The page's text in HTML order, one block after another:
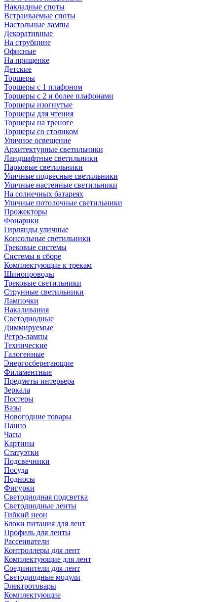
Накладные споты
Встраиваемые споты
Настольные лампы
Декоративные
На струбцине
Офисные
На прищепке
Детские
Торшеры
Торшеры с 1 плафоном
Торшеры с 2 и более плафонами
Торшеры изогнутые
Торшеры для чтения
Торшеры на треноге
Торшеры со столиком
Уличное освещение
Архитектурные светильники
Ландшафтные светильники
Парковые светильники
Уличные подвесные светильники
Уличные настенные светильники
На солнечных батареях
Уличные потолочные светильники
Прожекторы
Фонарики
Гирлянды уличные
Консольные светильники
Трековые системы
Системы в сборе
Комплектующие к трекам
Шинопроводы
Трековые светильники
Струнные светильники
Лампочки
Накаливания
Светодиодные
Диммируемые
Ретро-лампы
Технические
Галогенные
Энергосберегающие
Филаментные
Предметы интерьера
Зеркала
Постеры
Вазы
Новогодние товары
Панно
Часы
Картины
Статуэтки
Подсвечники
Посуда
Подносы
Фигурки
Светодиодная подсветка
Светодиодные ленты
Гибкий неон
Блоки питания для лент
Профиль для ленты
Рассеиватели
Контроллеры для лент
Комплектующие для лент
Соединители для лент
Светодиодные модули
Электротовары
Комплектующие